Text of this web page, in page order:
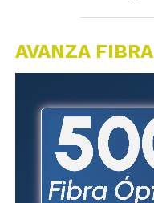
AVANZA FIBRA